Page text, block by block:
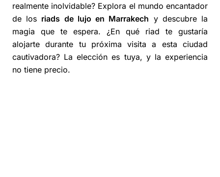
realmente inolvidable? Explora el mundo encantador
de los riads de lujo en Marrakech y descubre la
magia que te espera. ¿En qué riad te gustaría
alojarte durante tu próxima visita a esta ciudad
cautivadora? La elección es tuya, y la experiencia
no tiene precio.